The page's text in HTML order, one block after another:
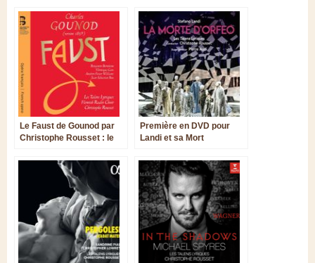
Le Faust de Gounod par
Christophe Rousset : le
son trône
Première en DVD pour
Landi et sa Mort
voix superbes, réalisation
bancale…